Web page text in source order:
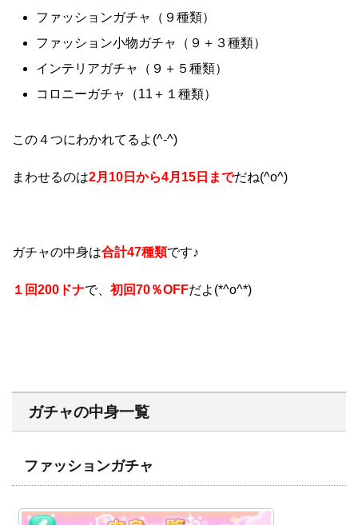
ファッションガチャ（９種類）
ファッション小物ガチャ（９＋３種類）
インテリアガチャ（９＋５種類）
コロニーガチャ（11＋１種類）
この４つにわかれてるよ(^-^)
まわせるのは2月10日から4月15日までだね(^o^)
ガチャの中身は合計47種類です♪
１回200ドナで、 初回70％OFFだよ(*^o^*)
ガチャの中身一覧
ファッションガチャ